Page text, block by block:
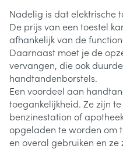
Nadelig is dat elektrische
De prijs van een toestel
afhankelijk van de
Daarnaast moet je de
vervangen, die ook
handtandenborstels.
Een voordeel aan
toegankelijkheid. Ze zijn
benzinestation of
opgeladen te worden om
en overal gebruiken en